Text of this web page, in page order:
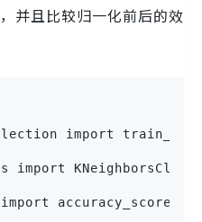
并且比较归一化前后的效
import
import
accuracy_score